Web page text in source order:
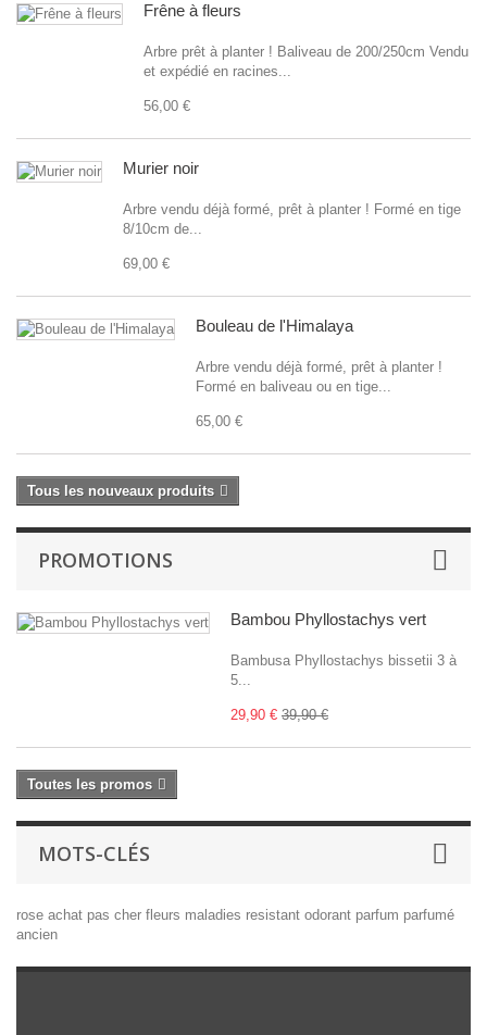
Frêne à fleurs
Arbre prêt à planter ! Baliveau de 200/250cm Vendu
et expédié en racines...
56,00 €
Murier noir
Arbre vendu déjà formé, prêt à planter ! Formé en tige
8/10cm de...
69,00 €
Bouleau de l'Himalaya
Arbre vendu déjà formé, prêt à planter !
Formé en baliveau ou en tige...
65,00 €
Tous les nouveaux produits
PROMOTIONS
Bambou Phyllostachys vert
Bambusa Phyllostachys bissetii 3 à
5...
29,90 € 39,90 €
Toutes les promos
MOTS-CLÉS
rose achat pas cher fleurs maladies resistant odorant parfum parfumé
ancien